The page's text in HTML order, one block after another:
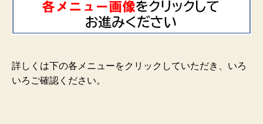
詳しくは下の各メニューをクリックしていただき、いろ
いろご確認ください。